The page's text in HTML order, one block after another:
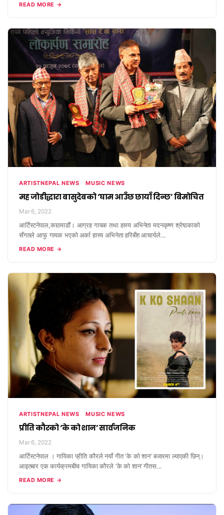
READ MORE →
ARTISTNEPAL NEWS MUSIC NEWS
मह जोडीद्धारा बासुदेबको ‘घाम आउँछ छायाँ दिन्छ’ बिमोचित
Mar 6, 2022
आर्टिस्टनेपाल,काठमाडौं। आग्रह गायक तथा हास्य अभिनेता मदनकृष्ण श्रेष्ठकाको
सँगतले आफु गायक भएको अर्का हास्य अभिनेता हरिबँश आचार्यले...
READ MORE →
ARTISTNEPAL NEWS MUSIC NEWS
प्रीति कौरको ‘के को शान’ सार्वजनिक
Mar 6, 2022
आर्टिस्टनेपाल । गायिका प्रीति कौरले नयाँ गीत ‘के को शान’ बजारमा ल्याएकी छिन्।
आइतबार एक कार्यक्रमबीच गायिका कौरले ‘के को शान’ गीतस...
READ MORE →